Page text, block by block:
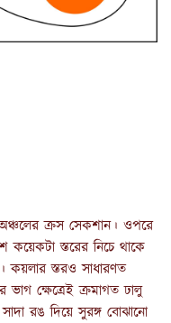
ক্রস সেকশান। ওপরে
কয়েকটা স্তরের নিচে থাকে
কয়লার স্তরও সাধারণত
ক্ষেত্রেই ক্রমাগত ঢালু
রঙ দিয়ে সুরঙ্গ বোঝানো